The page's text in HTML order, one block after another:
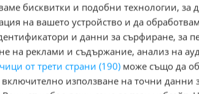
Газ
Мачта триплекс Височина на повдигане
- метан Година на производство - 2018г
бисквитки и подобни технологии, за
на вашето устройство и да
и данни за сърфиране, за
на реклами и съдържание, анализ на
от трети страни (190) може също да
използване на точни данни